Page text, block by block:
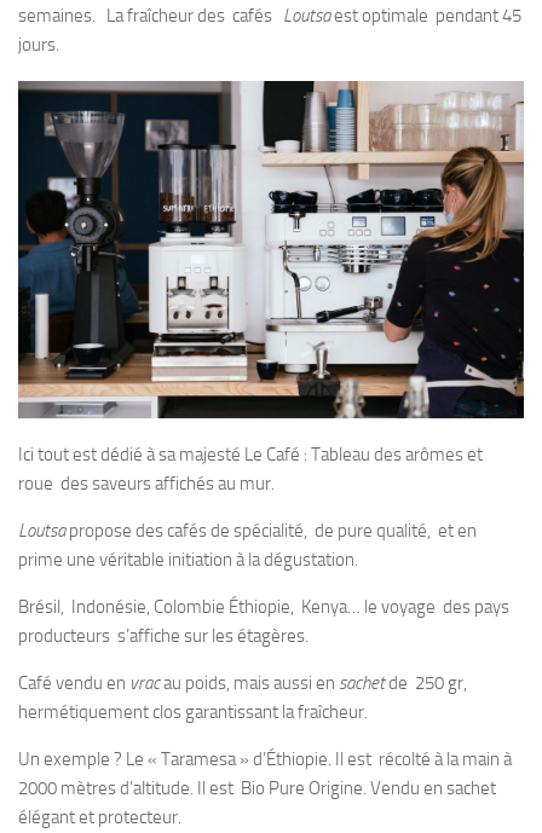
semaines. La fraîcheur des cafés Loutsaest optimale pendant 45
jours.
Ici tout est dédié à sa majesté Le Café : Tableau des arômes et
roue des saveurs affichés au mur.
Loutsapropose des cafés de spécialité, de pure qualité, et en
prime une véritable initiation à la dégustation.
Brésil, Indonésie, Colombie Éthiopie, Kenya… le voyage des pays
producteurs s’affiche sur les étagères.
Café vendu en vracau poids, mais aussi en sachetde 250 gr,
hermétiquement clos garantissant la fraîcheur.
Un exemple ? Le « Taramesa » d’Éthiopie. Il est récolté à la main à
2000 mètres d’altitude. Il est Bio Pure Origine. Vendu en sachet
élégant et protecteur.